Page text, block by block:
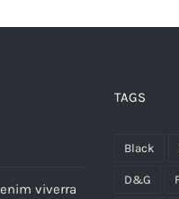
viverra
TAGS
Black
D&G